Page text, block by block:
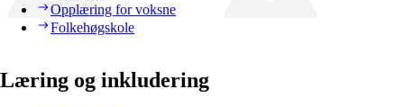
Opplæring for voksne
Folkehøgskole
Læring og inkludering